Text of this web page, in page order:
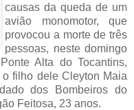
causas da queda de um
avião monomotor, que
provocou a morte de três
pessoas, neste domingo
Alta do Tocantins,
filho dele Cleyton Maia
dos Bombeiros do
Feitosa, 23 anos.